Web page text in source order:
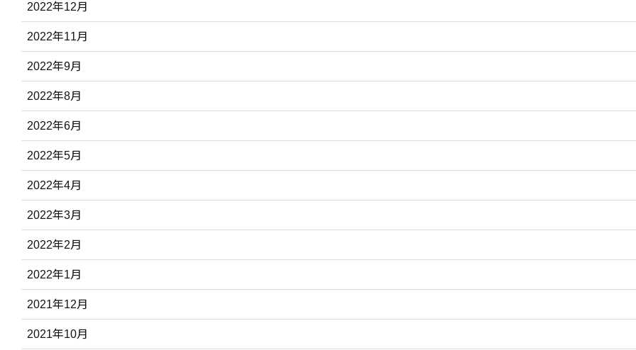
2022年12月
2022年11月
2022年9月
2022年8月
2022年6月
2022年5月
2022年4月
2022年3月
2022年2月
2022年1月
2021年12月
2021年10月